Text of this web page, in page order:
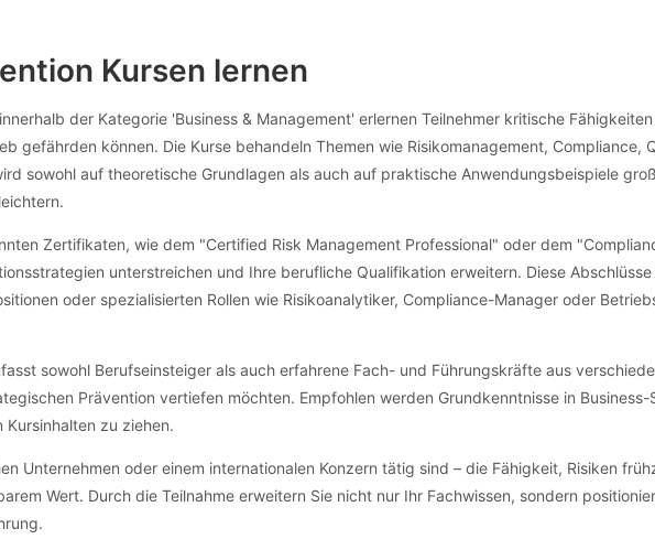
Kursen lernen
der Kategorie 'Business & Management' erlernen Teilnehmer kritische
gefährden können. Die Kurse behandeln Themen wie Risikomanagement, Compliance,
sowohl auf theoretische Grundlagen als auch auf praktische Anwendungsbeispiele
Zertifikaten, wie dem "Certified Risk Management Professional" oder dem
unterstreichen und Ihre berufliche Qualifikation erweitern. Diese
oder spezialisierten Rollen wie Risikoanalytiker, Compliance-Manager oder
sowohl Berufseinsteiger als auch erfahrene Fach- und Führungskräfte aus
Prävention vertiefen möchten. Empfohlen werden Grundkenntnisse in
zu ziehen.
Unternehmen oder einem internationalen Konzern tätig sind – die Fähigkeit, Risiken
Wert. Durch die Teilnahme erweitern Sie nicht nur Ihr Fachwissen, sondern